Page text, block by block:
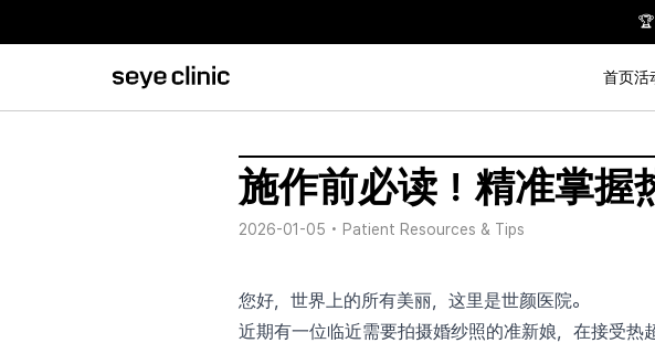
首页活
施作前必读！精准掌
2026-01-05 • Patient Resources & Tips
您好，世界上的所有美丽，这里是世颜医院。
近期有一位临近需要拍摄婚纱照的准新娘，在接受热